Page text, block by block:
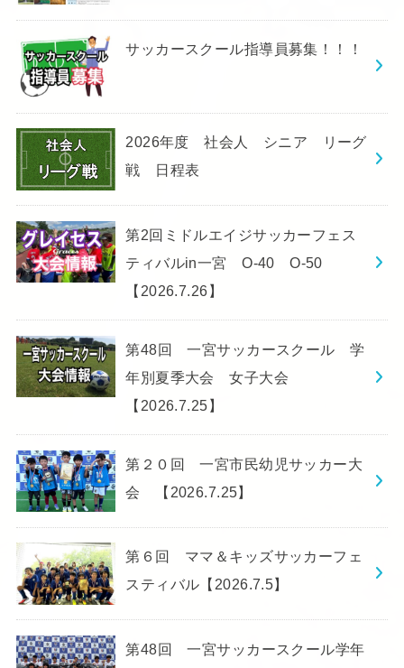
サッカースクール指導員募集！！！
2026年度 社会人 シニア リーグ
戦 日程表
第2回ミドルエイジサッカーフェス
ティバルin一宮 O-40 O-50
【2026.7.26】
第48回 一宮サッカースクール 学
年別夏季大会 女子大会
【2026.7.25】
第２０回 一宮市民幼児サッカー大
会 【2026.7.25】
第６回 ママ＆キッズサッカーフェ
スティバル【2026.7.5】
第48回 一宮サッカースクール学年